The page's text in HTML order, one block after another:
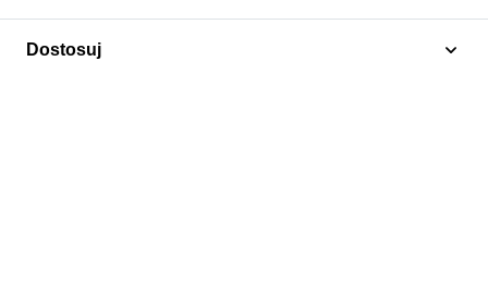
Mapa strony
Kontakt
Dostosuj